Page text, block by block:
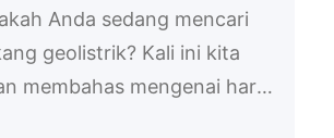
Anda sedang mencari
geolistrik? Kali ini kita
membahas mengenai harga